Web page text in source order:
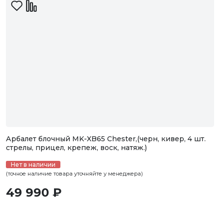
Арбалет блочный MK-XB65 Chester,(черн, кивер, 4 шт.
стрелы, прицел, крепеж, воск, натяж.)
Нет в наличии
(точное наличие товара уточняйте у менеджера)
49 990 ₽